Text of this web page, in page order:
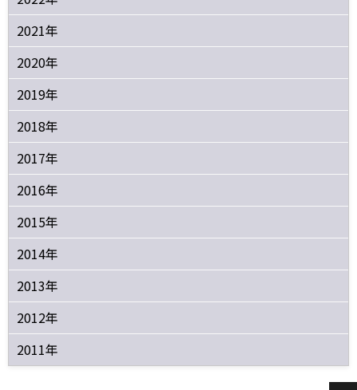
2021年
2020年
2019年
2018年
2017年
2016年
2015年
2014年
2013年
2012年
2011年